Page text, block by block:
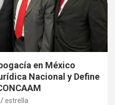
en México
Nacional y Define
estrella